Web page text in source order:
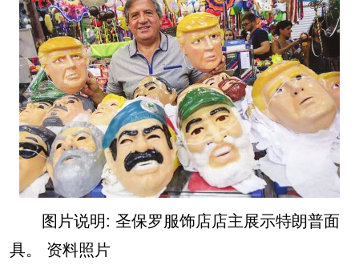
图片说明: 圣保罗服饰店店主展示特朗普面
具。 资料照片